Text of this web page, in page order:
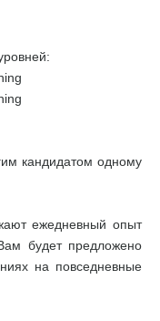
кандидатом одному
ежедневный опыт
будет предложено
на повседневные